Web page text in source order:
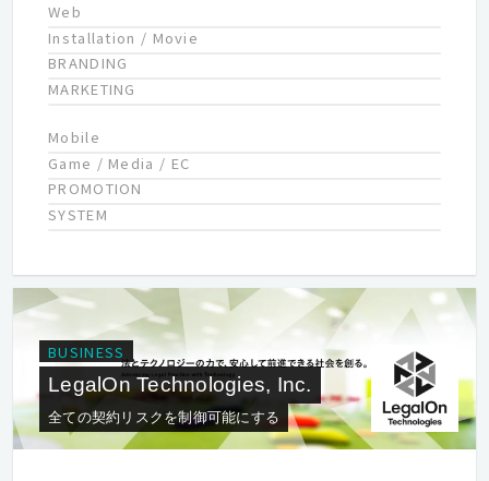
Web
Installation / Movie
BRANDING
MARKETING
Mobile
Game / Media / EC
PROMOTION
SYSTEM
BUSINESS
LegalOn Technologies, Inc.
全ての契約リスクを制御可能にする